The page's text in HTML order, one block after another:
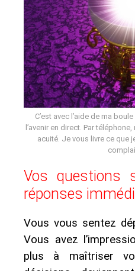
C’est avec l’aide de ma
l’avenir en direct. Par
acuité. Je vous livre ce que
Vos questions
réponses
Vous vous sentez
Vous avez
plus à maîtriser